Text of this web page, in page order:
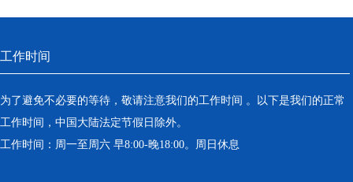
工作时间
为了避免不必要的等待，敬请注意我们的工作时间 。以下是我们的正常
工作时间，中国大陆法定节假日除外。
工作时间：周一至周六 早8:00-晚18:00。周日休息